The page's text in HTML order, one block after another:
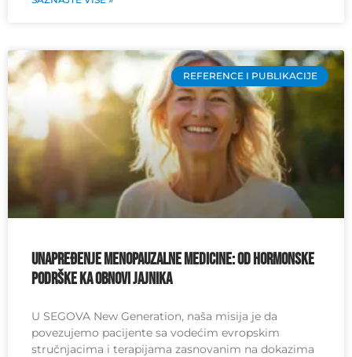
REFERENCE I PUBLIKACIJE
Unapređenje menopauzalne medicine: od hormonske
podrške ka obnovi jajnika
U SEGOVA New Generation, naša misija je da
povezujemo pacijente sa vodećim evropskim
stručnjacima i terapijama zasnovanim na dokazima